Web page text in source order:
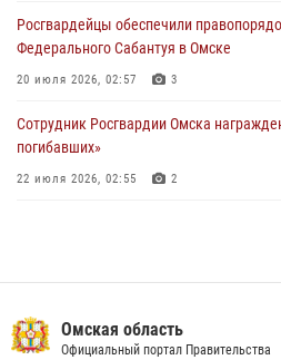
Росгвардейцы обеcпечили
Федерального Сабантуя в Омске
20 июля 2026, 02:57 3
Сотрудник Росгвардии Омска
погибавших»
22 июля 2026, 02:55 2
Росгвардия подвела итоги
области
Омская область
Официальный портал Правительства